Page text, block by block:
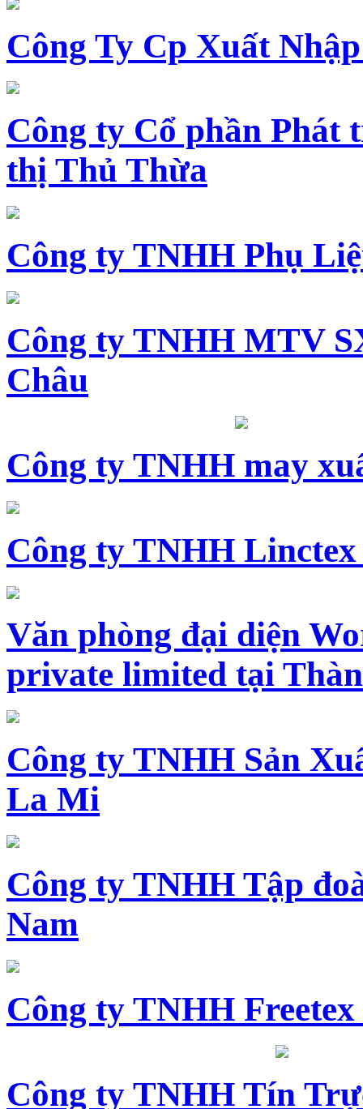
Công Ty Cp Xuất
Công ty Cổ phần Phát
thị Thủ Thừa
Công ty TNHH Phụ
Công ty TNHH MTV
Châu
Công ty TNHH may
Công ty TNHH Linctex
Văn phòng đại diện
private limited tại
Công ty TNHH Sản
La Mi
Công ty TNHH Tập
Nam
Công ty TNHH
Công ty TNHH Tín